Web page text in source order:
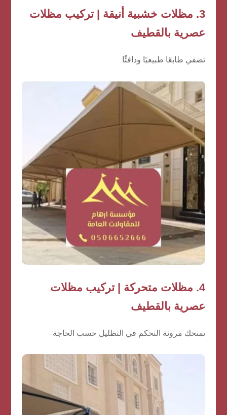
3. مظلات خشبية أنيقة | تركيب مظلات
عصرية بالقطيف
تضفي طابعًا طبيعيًا ودافئًا
4. مظلات متحركة | تركيب مظلات
عصرية بالقطيف
تمنحك مرونة التحكم في التظليل حسب الحاجة